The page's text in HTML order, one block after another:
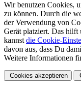
Wir benutzen Cookies,
zu können. Durch die
der Verwendung von
Gerät platziert. Das hilft
kannst die Cookie-
davon aus, dass Du
Weitere Informationen
Cookies akzeptieren